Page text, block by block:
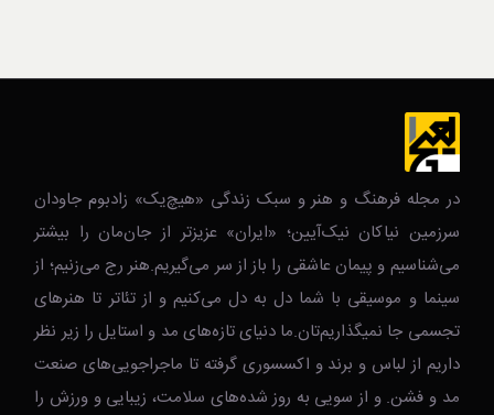
در مجله فرهنگ و هنر و سبک زندگی‌ «هیچ‌یک» زادبوم جاودان
سرزمین نیاکان نیک‌‌‌آیین؛ «ایران» عزیزتر از جان‌مان را بیشتر
می‌شناسیم و پیمان عاشقی را باز از سر می‌گیریم.هنر رج می‌زنیم؛ از
سینما و موسیقی با شما دل به دل می‌کنیم و از تئاتر تا هنرهای
تجسمی جا نمیگذاریم‌تان.ما دنیای تازه‌های مد و استایل را زیر نظر
داریم از لباس و برند و اکسسوری گرفته تا ماجراجویی‌های صنعت
مد و فشن. و از سویی به روز شده‌های سلامت، زیبایی و ورزش را